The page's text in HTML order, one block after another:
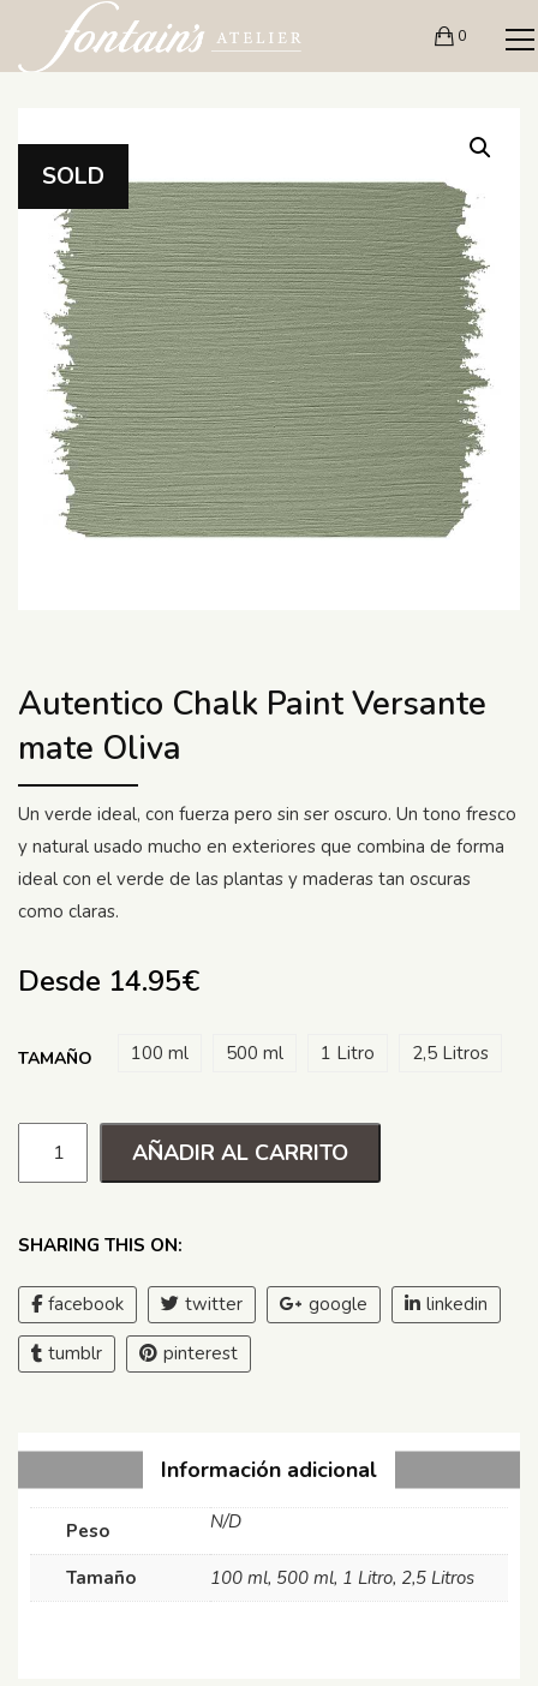
0
SOLD
Autentico Chalk Paint Versante
mate Oliva
Un verde ideal, con fuerza pero sin ser oscuro. Un tono fresco
y natural usado mucho en exteriores que combina de forma
ideal con el verde de las plantas y maderas tan oscuras
como claras.
Desde 14.95€
TAMAÑO 100 ml 500 ml 1 Litro 2,5 Litros
AÑADIR AL CARRITO
SHARING THIS ON:
facebook twitter google linkedin
tumblr pinterest
Información adicional
Peso N/D
Tamaño 100 ml, 500 ml, 1 Litro, 2,5 Litros